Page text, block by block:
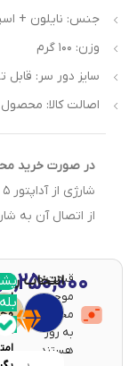
جنس: نایلون +
وزن: ۱۰۰ گرم
سایز دور سر: قابل تنظیم بین ۵۸ تا ۶۲
اصالت کالا: محصول
در صورت خرید
شارژی
از اتصال آن به
قیمت و
موجودی
محصولات
به روز
هستند.
۱,۲۵۰,۰۰۰تومانانتخاب رنگبا خرید
این
محصول
۲۵
امتیاز
بله